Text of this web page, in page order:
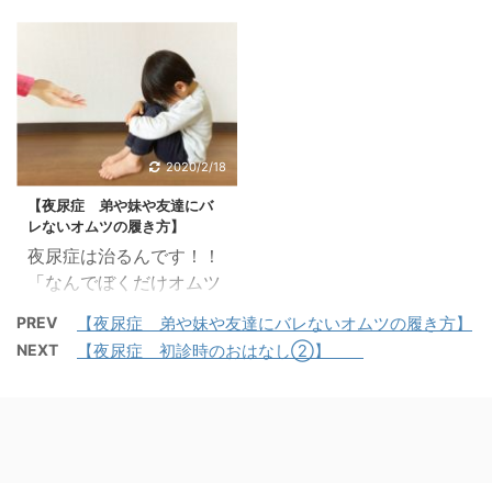
こして二時間以上電車に
揺られやって来た疲れ、
いろんな思いが逡巡する
中、 張り詰めた空気をま
とった私は、 ...
た違和感 ★夜尿症と診
断されてからの治療につ
いてはこちら。 今回は
そもそも夜尿症って何な
のか、 医学用語とともに
長男の体験も交えながら
分かりやすく説明してい
きたいと思います。
①夜尿症って何だろ
う？ 夜間就寝中のおも
らしのことを 5歳未満だ
と「おねしょ」と言い、
Q&A③】はこちら。
夜尿症 アラーム療法 ピ
スコールを借りてみた
2020/2/18
【夜尿症 弟や妹や友達にバ
レないオムツの履き方】
夜尿症は治るんです！！
「なんでぼくだけオムツ
完治までの全記録ブログ
★当時小2の長男に感じ
PREV 【夜尿症 弟や妹や友達にバレないオムツの履き方】
NEXT 【夜尿症 初診時のおはなし②】